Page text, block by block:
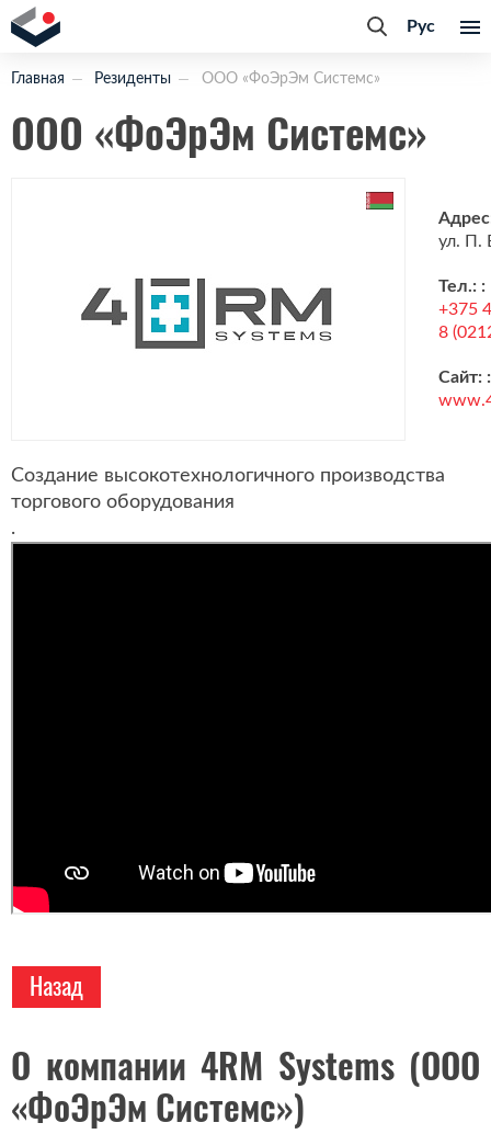
Рус
Главная Резиденты ООО «ФоЭрЭм Системс»
ООО «ФоЭрЭм Системс»
ул. П.
Тел.: :
+375
8
Сайт: :
Создание высокотехнологичного производства
торгового оборудования
.
Назад
О компании 4RM Systems (ООО
«ФоЭрЭм Системс»)